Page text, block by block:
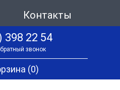
Контакты
398 22 54
звонок
(0)